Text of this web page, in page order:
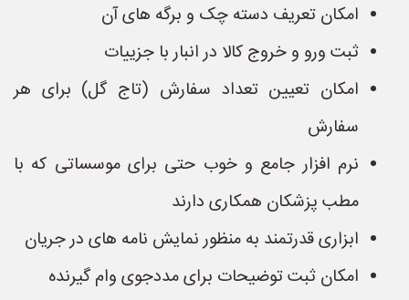
امکان تعریف دسته چک و برگه های آن
ثبت ورو و خروج کالا در انبار با جزییات
امکان تعیین تعداد سفارش (تاج گل) برای هر
سفارش
نرم افزار جامع و خوب حتی برای موسساتی که با
مطب پزشکان همکاری دارند
ابزاری قدرتمند به منظور نمایش نامه های در جریان
امکان ثبت توضیحات برای مددجوی وام گیرنده